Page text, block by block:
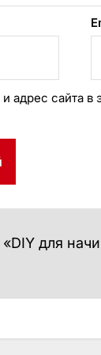
адрес сайта
«DIY для